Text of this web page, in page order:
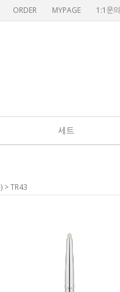
ORDER MYPAGE 1:1문의
세트
> TR43